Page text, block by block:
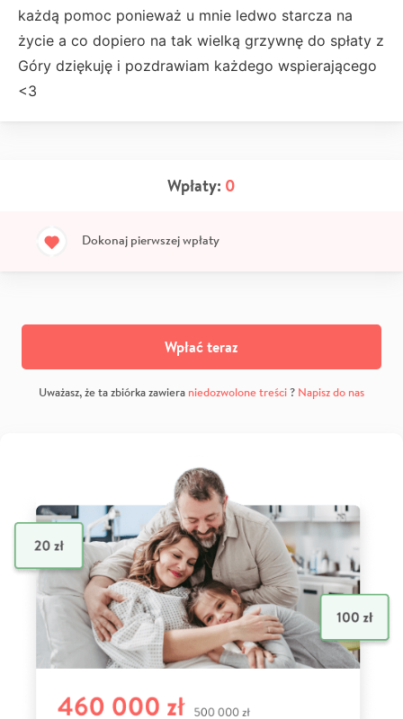
każdą pomoc ponieważ u mnie ledwo starcza na
życie a co dopiero na tak wielką grzywnę do spłaty z
Góry dziękuję i pozdrawiam każdego wspierającego
<3
Wpłaty: 0
Dokonaj pierwszej wpłaty
Wpłać teraz
Uważasz, że ta zbiórka zawiera niedozwolone treści? Napisz do nas